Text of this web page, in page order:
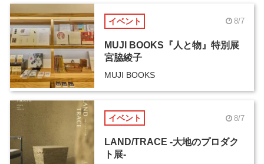
イベント 8/7
MUJI BOOKS『人と物』特別展
宮脇綾子
MUJI BOOKS
イベント 8/7
LAND/TRACE -大地のプロダク
ト展-